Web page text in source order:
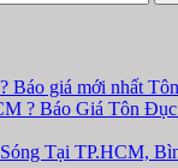
Báo giá mới nhất
? Báo Giá Tôn
Tại TP.HCM,